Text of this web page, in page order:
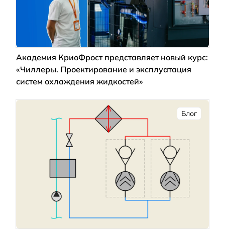
Академия КриоФрост представляет новый курс:
«Чиллеры. Проектирование и эксплуатация
систем охлаждения жидкостей»
Блог